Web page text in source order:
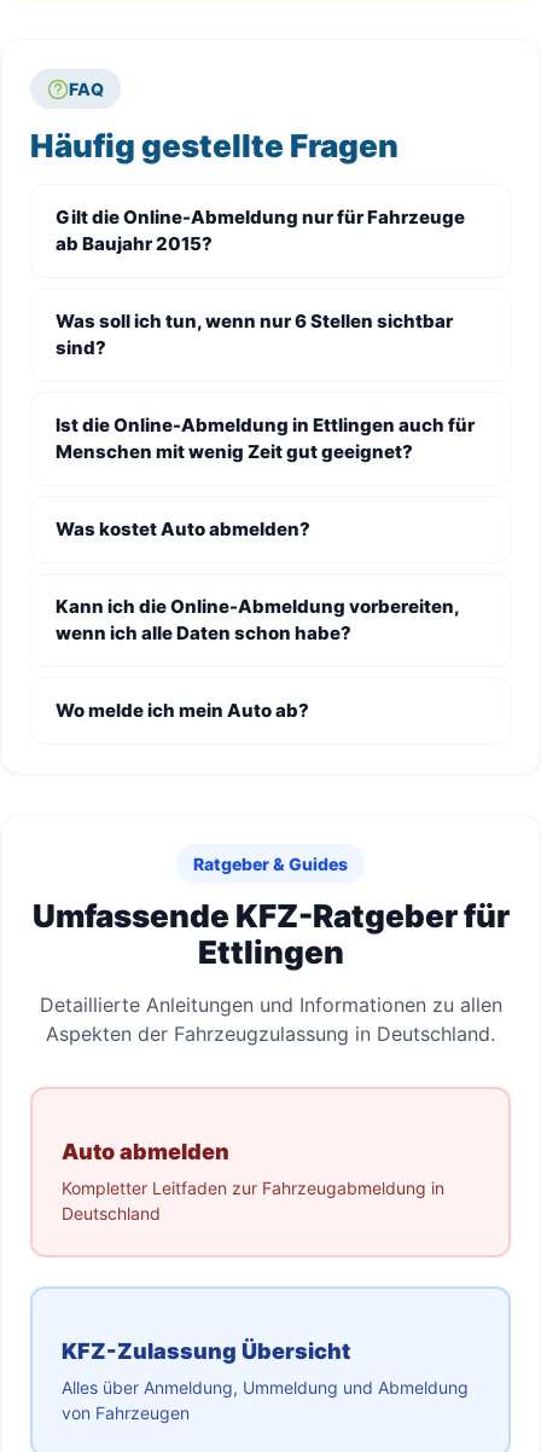
FAQ
Häufig gestellte Fragen
Gilt die Online-Abmeldung nur für Fahrzeuge
ab Baujahr 2015?
Was soll ich tun, wenn nur 6 Stellen sichtbar
sind?
Ist die Online-Abmeldung in Ettlingen auch für
Menschen mit wenig Zeit gut geeignet?
Was kostet Auto abmelden?
Kann ich die Online-Abmeldung vorbereiten,
wenn ich alle Daten schon habe?
Wo melde ich mein Auto ab?
Ratgeber & Guides
Umfassende KFZ-Ratgeber für
Ettlingen
Detaillierte Anleitungen und Informationen zu allen
Aspekten der Fahrzeugzulassung in Deutschland.
Auto abmelden
Kompletter Leitfaden zur Fahrzeugabmeldung in
Deutschland
KFZ-Zulassung Übersicht
Alles über Anmeldung, Ummeldung und Abmeldung
von Fahrzeugen